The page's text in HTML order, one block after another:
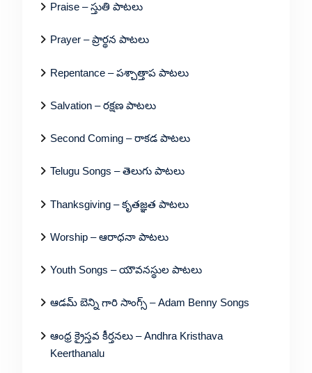
Praise – స్తుతి పాటలు
Prayer – ప్రార్థన పాటలు
Repentance – పశ్చాత్తాప పాటలు
Salvation – రక్షణ పాటలు
Second Coming – రాకడ పాటలు
Telugu Songs – తెలుగు పాటలు
Thanksgiving – కృతజ్ఞత పాటలు
Worship – ఆరాధనా పాటలు
Youth Songs – యౌవనస్థుల పాటలు
ఆడమ్ బెన్ని గారి సాంగ్స్ – Adam Benny Songs
ఆంధ్ర క్రైస్తవ కీర్తనలు – Andhra Kristhava
Keerthanalu